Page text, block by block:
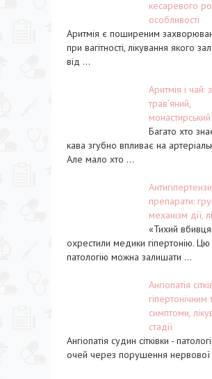
кесаревого
особливості
Аритмія є поширеним
при вагітності, лікування якого
від ...
Аритмія і чай:
трав’яний,
монастирський
Багато хто
кава згубно впливає на
Але мало хто ...
препарати:
механізм дії,
«Тихий
охрестили медики гіпертонію. Цю
патологію можна залишати ...
Ангіопатія
гіпертонічним
симптоми,
стадії
Ангіопатія судин сітківки -
очей через порушення нервової